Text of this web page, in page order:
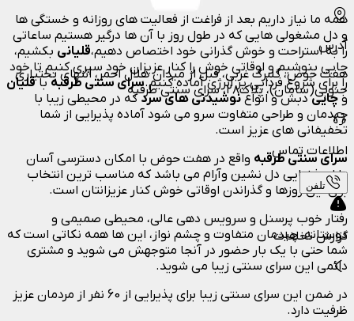
همه ما نیاز داریم بعد از فراغت از فعالیت های روزانه و خستگی ها
و دل مشغولی هایی که در طول روز با آن ها درگیر هستیم ساعاتی
را به استراحت و خوش گذرانی خود اختصاص دهیم،قلیانی بکشیم،
چایی بنوشیم و اوقاتی خوش را کنار عزیزان خود سپری کنیم تا خود
را برای شروع فردایی پر انرژی آماده کنیم.سرای سنتی طرقبه باقلیان
و چایی دبش و انواع نوشیدنی های سرد که در محیطی زیبا با
چیدمان و طراحی متفاوت سرو می شود آماده پذیرایی از شما
تخفیفانی های عزیز است.
سرای سنتی طرقبه واقع در هفت حوض با امکان دسترسی آسان
دارای فضایی دل نشین وآرام می باشد که مناسب ترین انتخاب
برای این روزها و گذراندن اوقاتی خوش کنار عزیزانتان است.
رفتار خوب پرسنل و سرویس دهی عالی، محیطی صمیمی و
دوستانه، چیدمان متفاوت و چشم نواز، این ها همه نکاتی است که
شما حتی با یک بار حضور در آنجا متوجهش می شوید و مشتری
دائمی این سرای سنتی زیبا می شوید.
در ضمن این سرای سنتی زیبا برای پذیرایی از 60 نفر از مردمان عزیز
ظرفیت دارد.
آدرس
هفت حوض، گلبرگ غربی، قبل از میدان هلال احمر، انتهای بختیاری
جنوبی(سامان)، پلاک۲۸، سرای سنتی طرقبه
اطلاعات تماس
تلفن
گزارش تخلفات